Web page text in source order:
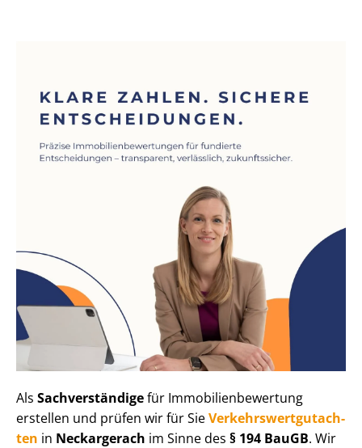
Als Sachverständigefür Im­mo­bi­li­en­be­wer­tung
erstellen und prüfen wir für SieVer­kehrs­wert­gut­ach­
ten in Neckargerach im Sinne des § 194 BauGB. Wir